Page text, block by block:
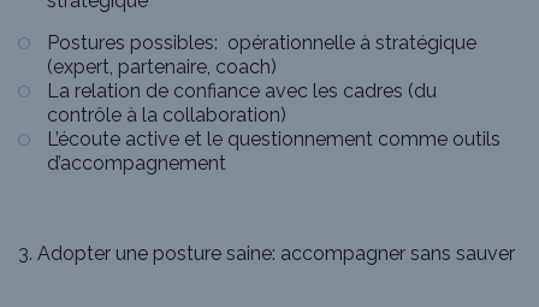
Postures possibles: opérationnelle à stratégique
(expert, partenaire, coach)
La relation de confiance avec les cadres (du
contrôle à la collaboration)
L’écoute active et le questionnement comme outils
d’accompagnement
3. Adopter une posture saine: accompagner sans sauver